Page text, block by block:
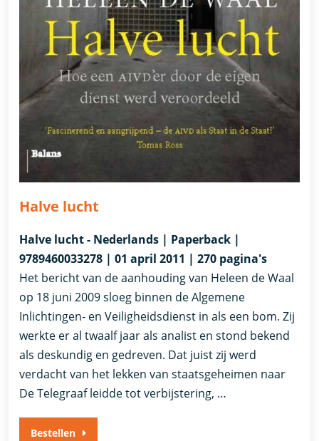
Halve lucht
Halve lucht - Nederlands | Paperback |
9789460033278 | 01 april 2011 | 270 pagina's
Het bericht van de aanhouding van Heleen de Waal
op 18 juni 2009 sloeg binnen de Algemene
Inlichtingen- en Veiligheidsdienst in als een bom. Zij
werkte er al twaalf jaar als analist en stond bekend
als deskundig en gedreven. Dat juist zij werd
verdacht van het lekken van staatsgeheimen naar
De Telegraaf leidde tot verbijstering, …
Bestellen